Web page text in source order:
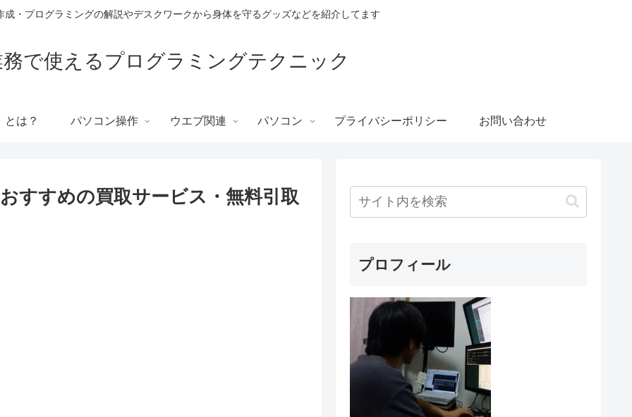
成・プログラミングの解説やデスクワークから身体を守るグッズなどを紹介してます
で使えるプログラミングテクニック
は？ パソコン操作 ウエブ関連 パソコン プライバシーポリシー お問い合わせ
すすめの買取サービス・無料引取
プロフィール